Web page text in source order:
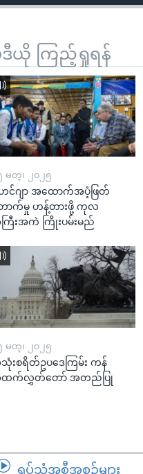
ဒီယို ကြည့်ရှုရန်
မတ္၊ ၂၀၂၅
င်ဂျာ အထောက်အပံ့ဖြတ်
ာက်မှု ဟန့်တားဖို့ ကုလ
ြီးအကဲ ကြိုးပမ်းမည်
မတ္၊ ၂၀၂၅
းစရိတ်ဥပဒေကြမ်း ကန်
က်လွှတ်တော် အတည်ပြု
ရုပ်သံအစီအစဉ်များ